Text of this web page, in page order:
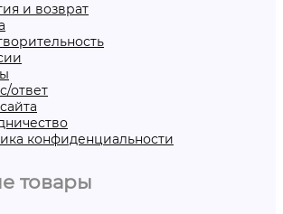
и возврат
ответ
конфиденциальности
товары